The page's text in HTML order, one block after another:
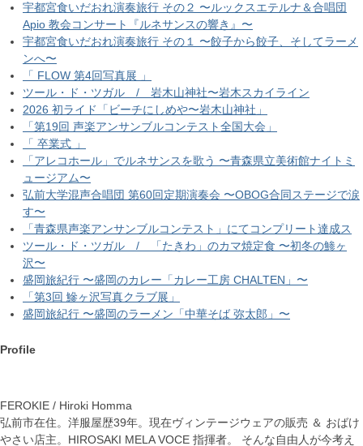
宇都宮食いだおれ演奏旅行 その２ 〜ルックスエテルナ＆合唱団
Apio 教会コンサート『ルネサンスの響き』〜
宇都宮食いだおれ演奏旅行 その１ 〜餃子から餃子、そしてラーメ
ンへ〜
「 FLOW 第4回写真展 」
ツール・ド・ツガル / 岩木山神社〜岩木スカイライン
2026 初ライド「ビーチにしめや〜岩木山神社」
「第19回 声楽アンサンブルコンテスト全国大会」
「 卒業式 」
「アレコホール」でルネサンスを歌う 〜青森県立美術館ナイトミ
ュージアム〜
弘前大学混声合唱団 第60回定期演奏会 〜OBOG合同ステージで涙
す〜
「青森県声楽アンサンブルコンテスト」にてコンプリート達成ス
ツール・ド・ツガル / 「たきわ」のカマ焼定食 〜初冬の鯵ヶ
沢〜
盛岡旅紀行 〜盛岡のカレー「カレー工房 CHALTEN」〜
「第3回 鰺ヶ沢写真クラブ展」
盛岡旅紀行 〜盛岡のラーメン「中華そば 弥太郎」〜
Profile
FEROKIE / Hiroki Homma
弘前市在住。洋服屋歴39年。現在ヴィンテージウェアの販売 ＆ おばけ
やさい店主。HIROSAKI MELA VOCE 指揮者。 そんな自由人が今考え